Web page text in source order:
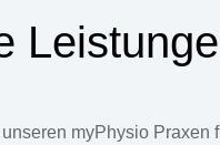
myPhysio Praxen